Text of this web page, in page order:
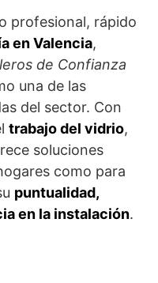
profesional, rápido
en Valencia,
de Confianza
una de las
del sector. Con
trabajo del vidrio,
soluciones
como para
puntualidad,
en la instalación.